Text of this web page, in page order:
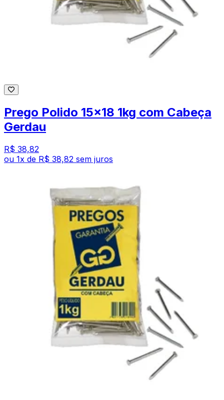
Prego Polido 15x18 1kg com Cabeça
Gerdau
R$ 38,82
ou 1x de R$ 38,82 sem juros